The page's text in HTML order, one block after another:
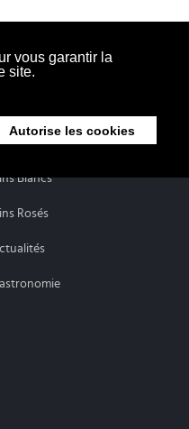
vous garantir la
site.
Autorise les cookies
Blancs
Rosés